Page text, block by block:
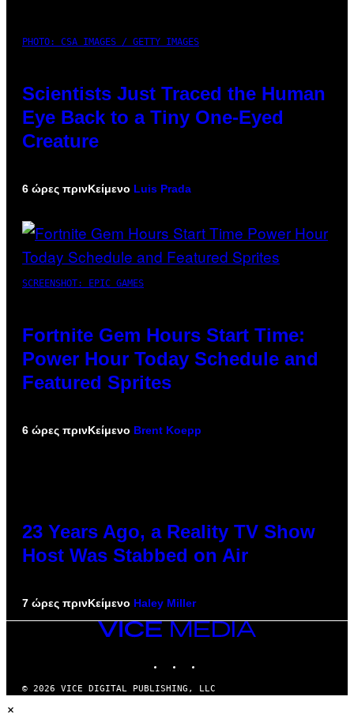
PHOTO: CSA IMAGES / GETTY IMAGES
Scientists Just Traced the Human
Eye Back to a Tiny One-Eyed
Creature
6 ώρες πρινΚείμενο Luis Prada
SCREENSHOT: EPIC GAMES
Fortnite Gem Hours Start Time:
Power Hour Today Schedule and
Featured Sprites
6 ώρες πρινΚείμενο Brent Koepp
23 Years Ago, a Reality TV Show
Host Was Stabbed on Air
7 ώρες πρινΚείμενο Haley Miller
VICE
© 2026 VICE DIGITAL PUBLISHING, LLC
×